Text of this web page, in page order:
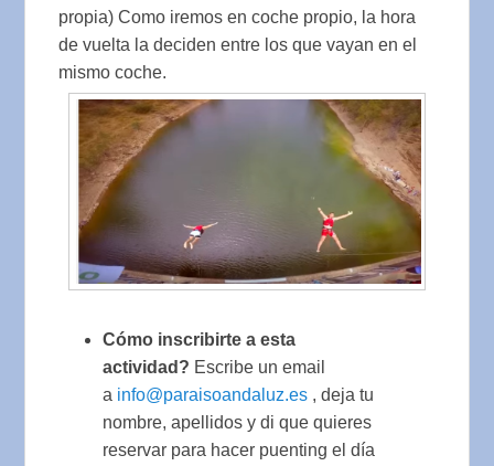
propia) Como iremos en coche propio, la hora
de vuelta la deciden entre los que vayan en el
mismo coche.
Cómo inscribirte a esta
actividad? Escribe un email
a info@paraisoandaluz.es , deja tu
nombre, apellidos y di que quieres
reservar para hacer puenting el día